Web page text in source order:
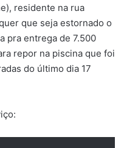
residente na rua
que seja estornado o
pra entrega de 7.500
repor na piscina que foi
do último dia 17